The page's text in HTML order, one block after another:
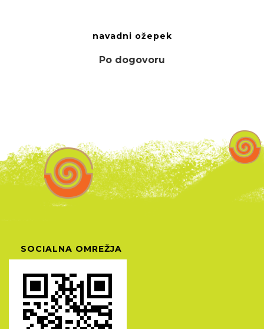
navadni ožepek
Po dogovoru
SOCIALNA OMREŽJA